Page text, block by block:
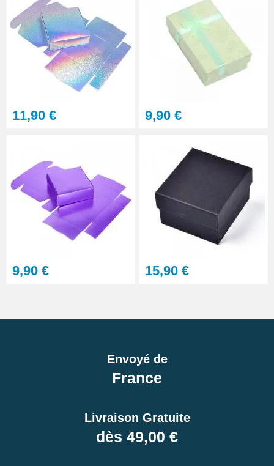
11,90 € 9,90 €
9,90 € 15,90 €
Envoyé de
France
Livraison Gratuite
dès 49,00 €